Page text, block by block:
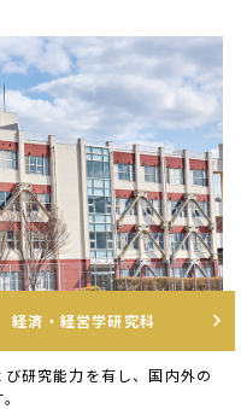
経済・経営学研究科
研究能力を有し、国内外の